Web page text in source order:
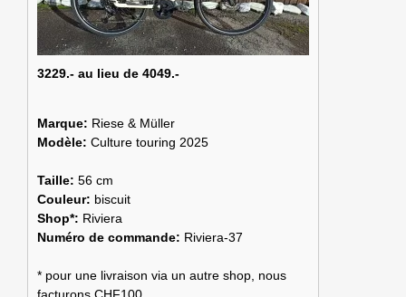
3229.- au lieu de 4049.-
Marque: Riese & Müller
Modèle: Culture touring 2025
Taille: 56 cm
Couleur: biscuit
Shop*: Riviera
Numéro de commande: Riviera-37
* pour une livraison via un autre shop, nous
facturons CHF100